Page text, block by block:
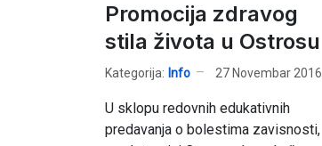
Promocija zdravog
stila života u Ostrosu
Kategorija: Info 27 Novembar 2016
U sklopu redovnih edukativnih
predavanja o bolestima zavisnosti,